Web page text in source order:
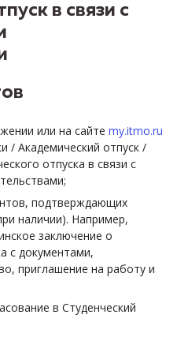
в связи с
или на сайте my.itmo.ru
/ Академический отпуск /
отпуска в связи с
подтверждающих
наличии). Например,
заключение о
с документами,
приглашение на работу и
в Студенческий